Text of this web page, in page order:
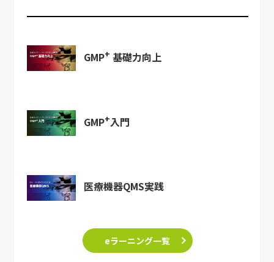
GMP+ 基礎力向上
GMP+入門
医療機器QMS実践
eラーニング一覧